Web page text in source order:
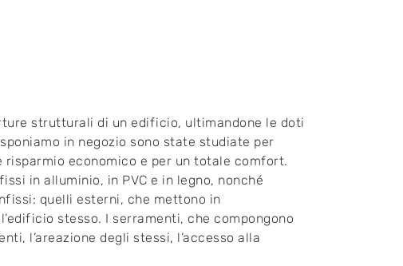
strutturali di un edificio, ultimandone le doti
in negozio sono state studiate per
economico e per un totale comfort.
in alluminio, in PVC e in legno, nonché
quelli esterni, che mettono in
stesso. I serramenti, che compongono
l’areazione degli stessi, l’accesso alla